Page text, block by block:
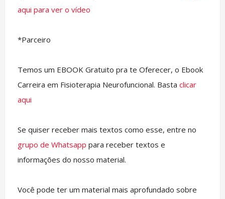
aqui para ver o vídeo
*Parceiro
Temos um EBOOK Gratuito pra te Oferecer, o Ebook
Carreira em Fisioterapia Neurofuncional. Basta clicar
aqui
Se quiser receber mais textos como esse, entre no
grupo de Whatsapp para receber textos e
informações do nosso material.
Você pode ter um material mais aprofundado sobre